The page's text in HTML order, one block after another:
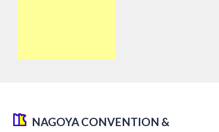
NAGOYA CONVENTION &